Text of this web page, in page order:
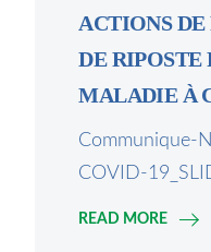
ACTIONS
DE RIPOSTE
MALADIE À
Communique-
COVID-
READ MORE